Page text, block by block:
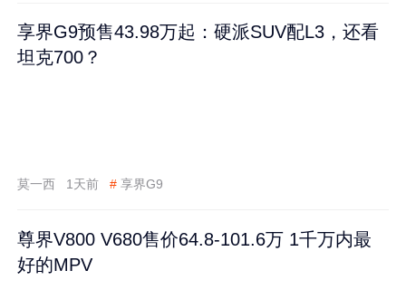
享界G9预售43.98万起：硬派SUV配L3，还看
坦克700？
莫一西 1天前 # 享界G9
尊界V800 V680售价64.8-101.6万 1千万内最
好的MPV